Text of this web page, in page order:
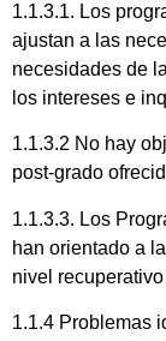
1.1.3.1. Los
ajustan a las
necesidades de
los intereses e
1.1.3.2 No hay
post-grado
1.1.3.3. Los
han orientado a
nivel
1.1.4 Problemas